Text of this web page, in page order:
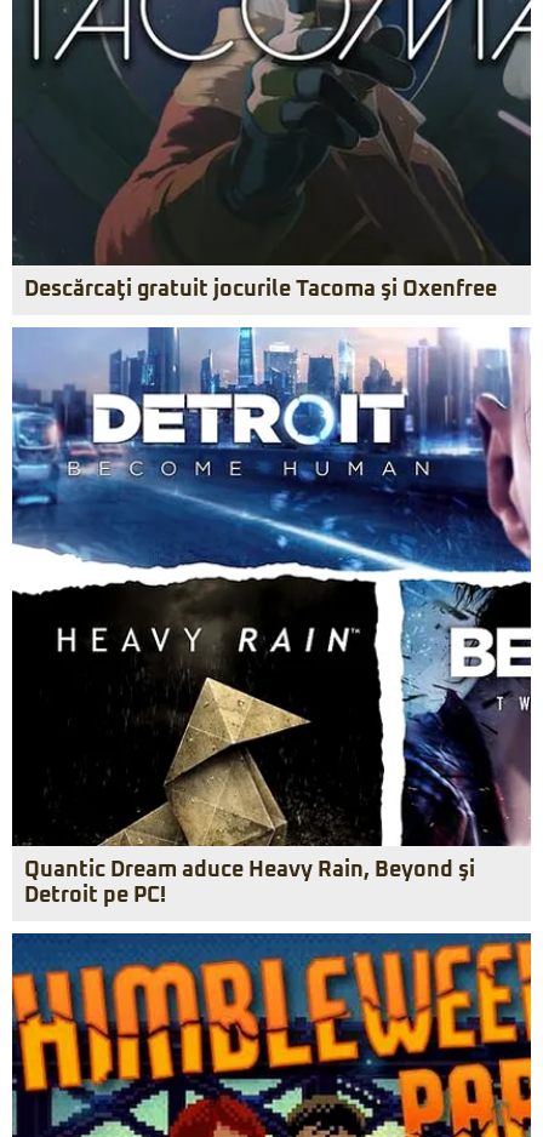
Descărcaţi gratuit jocurile Tacoma şi Oxenfree
Quantic Dream aduce Heavy Rain, Beyond şi
Detroit pe PC!